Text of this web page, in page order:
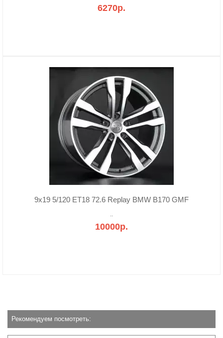
6270р.
9x19 5/120 ET18 72.6 Replay BMW B170 GMF
..
10000р.
Рекомендуем посмотреть: